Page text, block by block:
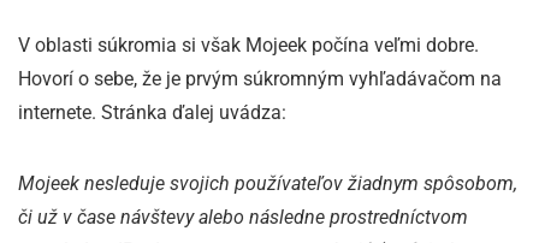
V oblasti súkromia si však Mojeek počína veľmi dobre.
Hovorí o sebe, že je prvým súkromným vyhľadávačom na
internete. Stránka ďalej uvádza:
Mojeek nesleduje svojich používateľov žiadnym spôsobom,
či už v čase návštevy alebo následne prostredníctvom